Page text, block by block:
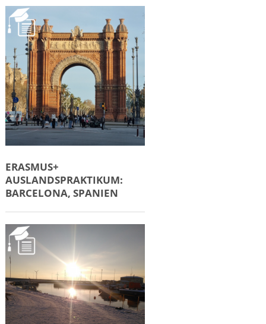
ERASMUS+
AUSLANDSPRAKTIKUM:
BARCELONA, SPANIEN